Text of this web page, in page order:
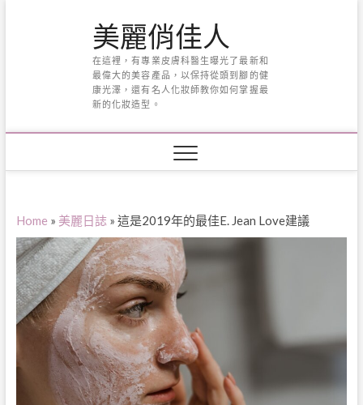
美麗俏佳人
在這裡，有專業皮膚科醫生曝光了最新和
最偉大的美容產品，以保持從頭到腳的健
康光澤，還有名人化妝師教你如何掌握最
新的化妝造型。
Home » 美麗日誌 » 這是2019年的最佳E. Jean Love建議